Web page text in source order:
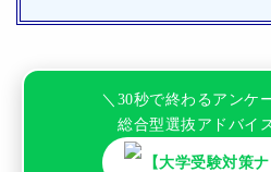
＼30秒で終わるアンケ
総合型選抜アドバイ
【大学受験対策